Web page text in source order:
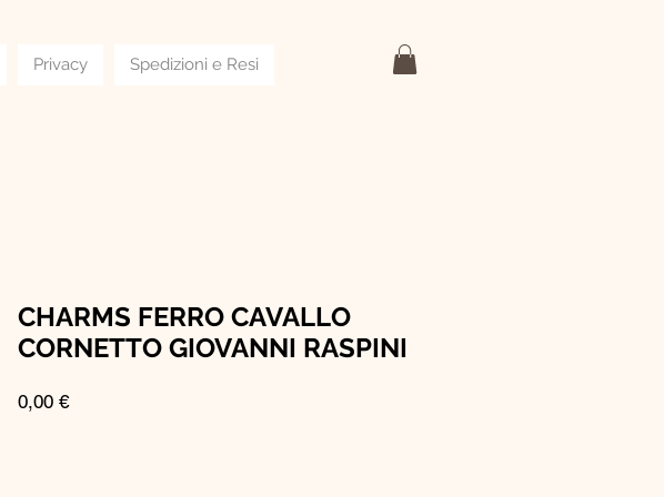
Privacy Spedizioni e Resi
CHARMS FERRO CAVALLO
CORNETTO GIOVANNI RASPINI
0,00 €Prezzo